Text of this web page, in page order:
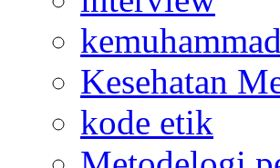
Kesehatan
kode etik